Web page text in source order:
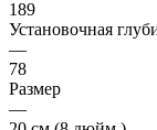
189
Установочная
—
78
Размер
—